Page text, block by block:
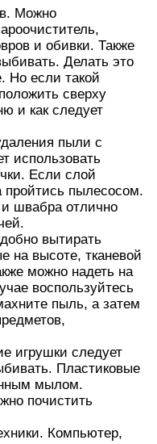
Можно
и обивки. Также
Делать это
Но если такой
сверху
и как следует
пыли с
использовать
Если слой
пылесосом.
швабра отлично
вытирать
на высоте, тканевой
можно надеть на
воспользуйтесь
пыль, а затем
игрушки следует
Пластиковые
мылом.
почистить
Компьютер,